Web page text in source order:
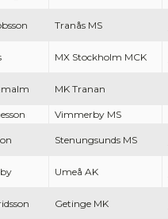
Tranås MS
MX Stockholm MCK
MK Tranan
Vimmerby MS
Stenungsunds MS
Umeå AK
Getinge MK